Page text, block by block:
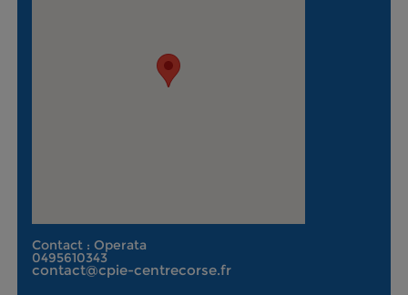
Contact : Operata
0495610343
contact@cpie-centrecorse.fr